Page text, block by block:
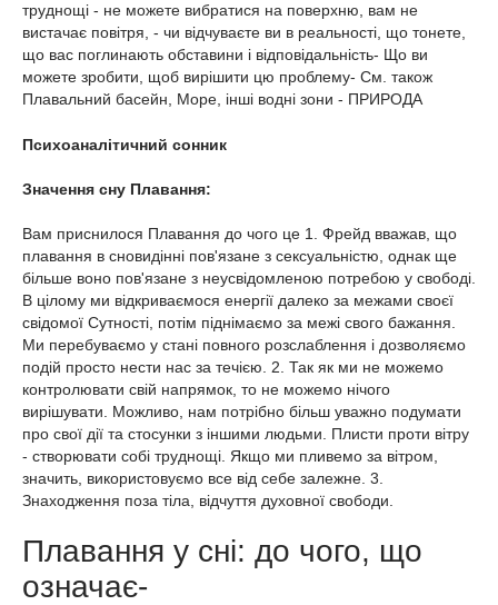
труднощі - не можете вибратися на поверхню, вам не
вистачає повітря, - чи відчуваєте ви в реальності, що тонете,
що вас поглинають обставини і відповідальність- Що ви
можете зробити, щоб вирішити цю проблему- См. також
Плавальний басейн, Море, інші водні зони - ПРИРОДА
Психоаналітичний сонник
Значення сну Плавання:
Вам приснилося Плавання до чого це 1. Фрейд вважав, що
плавання в сновидінні пов'язане з сексуальністю, однак ще
більше воно пов'язане з неусвідомленою потребою у свободі.
В цілому ми відкриваємося енергії далеко за межами своєї
свідомої Сутності, потім піднімаємо за межі свого бажання.
Ми перебуваємо у стані повного розслаблення і дозволяємо
подій просто нести нас за течією. 2. Так як ми не можемо
контролювати свій напрямок, то не можемо нічого
вирішувати. Можливо, нам потрібно більш уважно подумати
про свої дії та стосунки з іншими людьми. Плисти проти вітру
- створювати собі труднощі. Якщо ми пливемо за вітром,
значить, використовуємо все від себе залежне. 3.
Знаходження поза тіла, відчуття духовної свободи.
Плавання у сні: до чого, що
означає-